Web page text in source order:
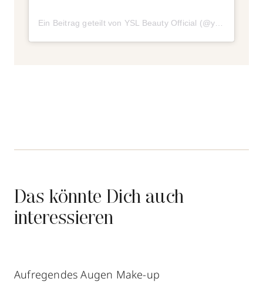
Das könnte Dich auch
interessieren
Aufregendes Augen Make-up